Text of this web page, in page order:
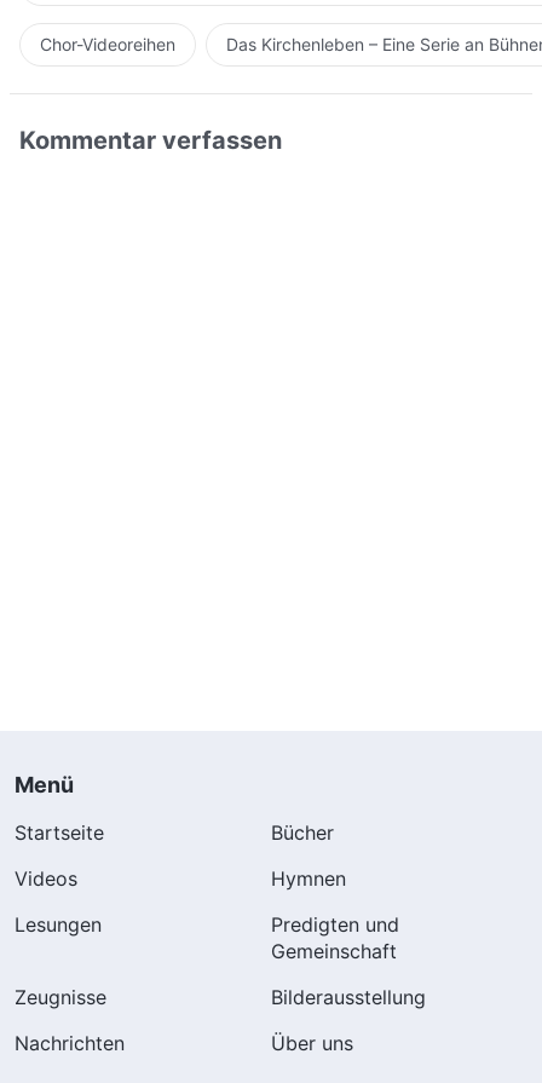
Chor-Videoreihen Das Kirchenleben – Eine Serie an
Kommentar verfassen
Menü
Startseite
Bücher
Videos
Hymnen
Lesungen
Predigten und
Gemeinschaft
Zeugnisse
Bilderausstellung
Nachrichten
Über uns